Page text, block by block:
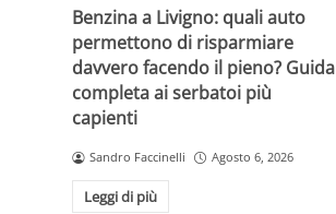
Benzina a Livigno: quali auto
permettono di risparmiare
davvero facendo il pieno? Guida
completa ai serbatoi più
capienti
Sandro Faccinelli Agosto 6, 2026
Leggi di più